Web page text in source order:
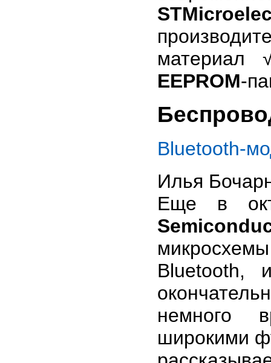
материал
EEPROM-
Bluetooth-
Илья
Еще в
Bluetooth,
немного
широкими